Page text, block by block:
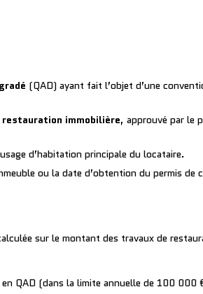
(QAD) ayant fait l’objet d’une
restauration immobilière, approuvé par le
d’habitation principale du locataire.
ou la date d’obtention du permis de
sur le montant des travaux de
QAD (dans la limite annuelle de 100 000